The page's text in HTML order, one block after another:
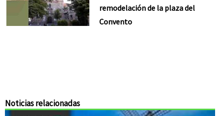
remodelación de la plaza del
Convento
Noticias relacionadas